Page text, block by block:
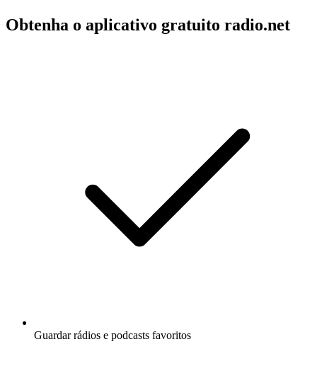
Obtenha o aplicativo gratuito radio.net
Guardar rádios e podcasts favoritos